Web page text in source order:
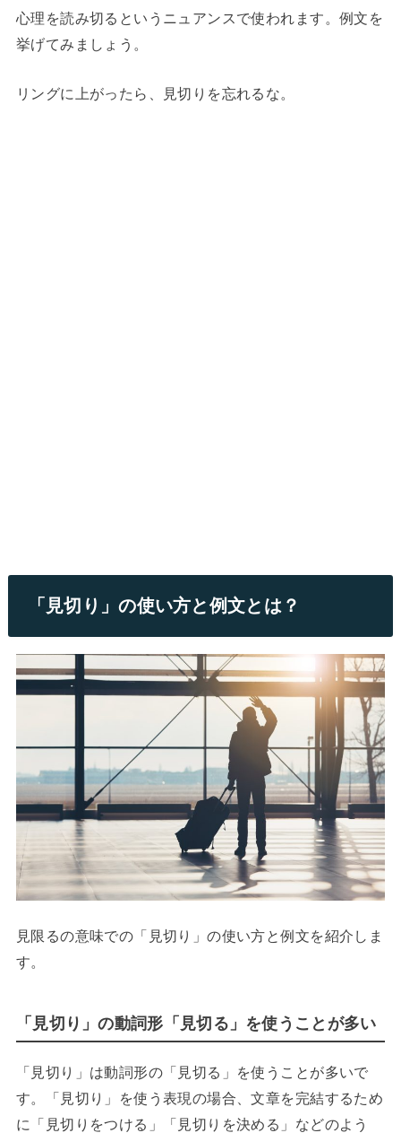
心理を読み切るというニュアンスで使われます。例文を
挙げてみましょう。
リングに上がったら、見切りを忘れるな。
「見切り」の使い方と例文とは？
見限るの意味での「見切り」の使い方と例文を紹介しま
す。
「見切り」の動詞形「見切る」を使うことが多い
「見切り」は動詞形の「見切る」を使うことが多いで
す。「見切り」を使う表現の場合、文章を完結するため
に「見切りをつける」「見切りを決める」などのよう